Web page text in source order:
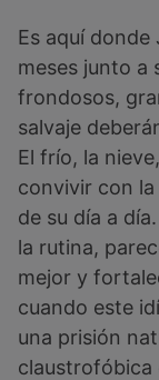
Es aquí donde
meses junto a
frondosos,
salvaje
El frío, la
convivir con
de su día a
la rutina,
mejor y
cuando este
una prisión
claustrofóbica